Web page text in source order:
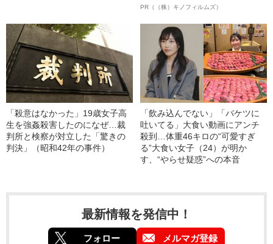
PR（（株）キノフィルムズ）
「殺意はなかった」19歳女子高
生を強姦殺害したのになぜ…裁
判所と検察が対立した「驚きの
判決」（昭和42年の事件）
「飲み込んでない」「バケツに
吐いてる」大食い動画にアンチ
殺到…体重46キロの“可愛すぎ
る”大食い女子（24）が明か
す、“やらせ疑惑”への本音
最新情報を発信中！
フォロー メルマガ登録